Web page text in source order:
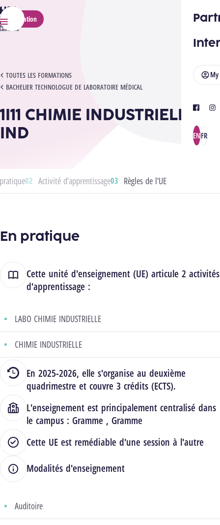
HELMo
Menu
My
facebook
ENFR
Application
TOUTES LES FORMATIONS
BACHELIER TECHNOLOGUE DE LABORATOIRE MÉDICAL
1I11 CHIMIE INDUSTRIELLE - IND
1I11 CHIMIE INDUSTRIELLE -
IND
Activité d’apprentissage Règles de l’UE
En pratique
Cette unité d'enseignement (UE) articule 2 activités
d'apprentissage :
LABO CHIMIE INDUSTRIELLE
CHIMIE INDUSTRIELLE
En 2025-2026, elle s'organise au deuxième
quadrimestre et couvre 3 crédits (ECTS).
L'enseignement est principalement centralisé dans
le campus : Gramme , Gramme
Cette UE est remédiable d'une session à l'autre
Modalités d'enseignement
Auditoire